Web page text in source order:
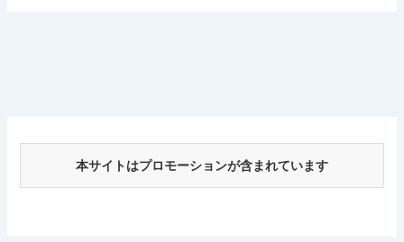
本サイトはプロモーションが含まれています